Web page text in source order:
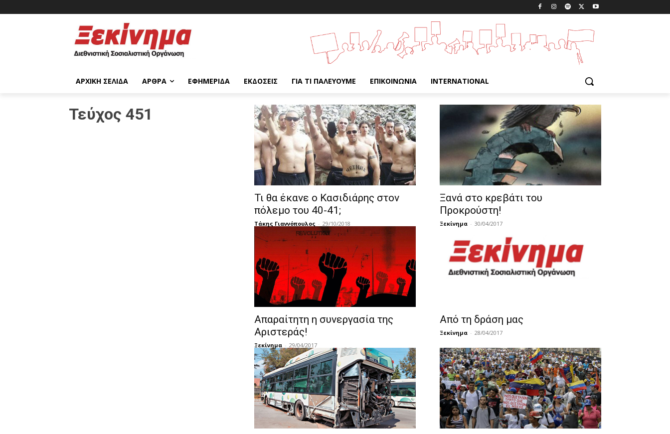
ΑΡΧΙΚΉ ΣΕΛΊΔΑ ΆΡΘΡΑ ΕΦΗΜΕΡΊΔΑ ΕΚΔΌΣΕΙΣ ΓΙΑ ΤΙ ΠΑΛΕΎΟΥΜΕ ΕΠΙΚΟΙΝΩΝΊΑ INTERNATIONAL
Τεύχος 451
Τι θα έκανε ο Κασιδιάρης στον
πόλεμο του 40-41;
Τάκης Γιαννόπουλος - 29/10/2018
Ξανά στο κρεβάτι του
Προκρούστη!
Ξεκίνημα - 30/04/2017
Απαραίτητη η συνεργασία της
Αριστεράς!
Ξεκίνημα - 29/04/2017
Από τη δράση μας
Ξεκίνημα - 28/04/2017